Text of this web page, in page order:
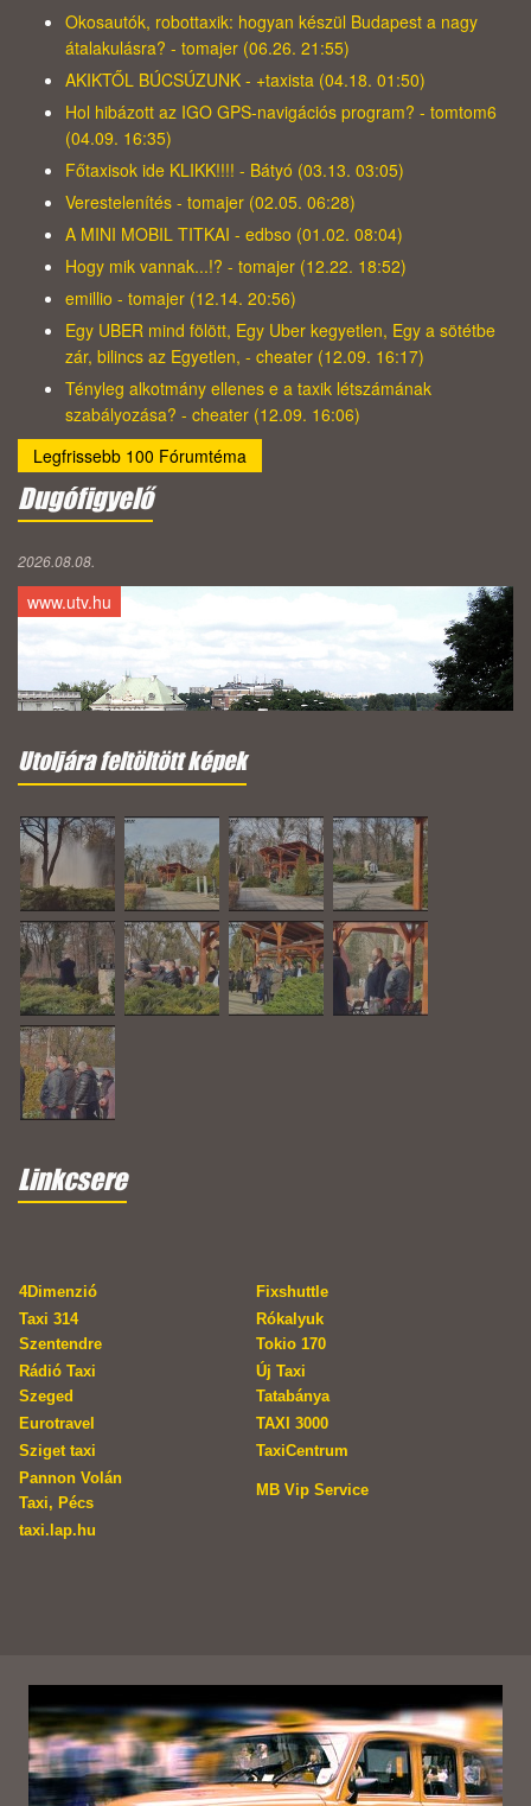
Okosautók, robottaxik: hogyan készül Budapest a nagy
átalakulásra? - tomajer (06.26. 21:55)
AKIKTŐL BÚCSÚZUNK - +taxista (04.18. 01:50)
Hol hibázott az IGO GPS-navigációs program? - tomtom6
(04.09. 16:35)
Főtaxisok ide KLIKK!!!! - Bátyó (03.13. 03:05)
Verestelenítés - tomajer (02.05. 06:28)
A MINI MOBIL TITKAI - edbso (01.02. 08:04)
Hogy mik vannak...!? - tomajer (12.22. 18:52)
emillio - tomajer (12.14. 20:56)
Egy UBER mind fölött, Egy Uber kegyetlen, Egy a sötétbe
zár, bilincs az Egyetlen, - cheater (12.09. 16:17)
Tényleg alkotmány ellenes e a taxik létszámának
szabályozása? - cheater (12.09. 16:06)
Legfrissebb 100 Fórumtéma
Dugófigyelő
2026.08.08.
www.utv.hu
Utoljára feltöltött képek
Linkcsere
4Dimenzió
Fixshuttle
Taxi 314
Szentendre
Rókalyuk
Tokio 170
Rádió Taxi
Szeged
Új Taxi
Tatabánya
Eurotravel
TAXI 3000
Sziget taxi
TaxiCentrum
Pannon Volán
Taxi, Pécs
MB Vip Service
taxi.lap.hu